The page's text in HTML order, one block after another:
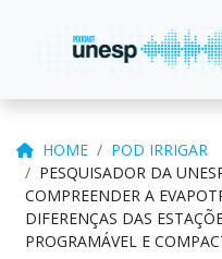
HOME
POD IRRIGAR
PESQUISADOR DA
COMPREENDER A
DIFERENÇAS DAS
PROGRAMÁVEL E